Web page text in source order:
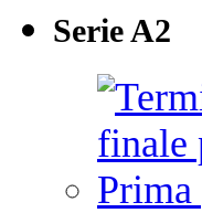
Serie A2